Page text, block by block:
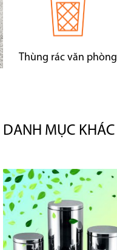
Thùng rác văn phòng
DANH MỤC KHÁC